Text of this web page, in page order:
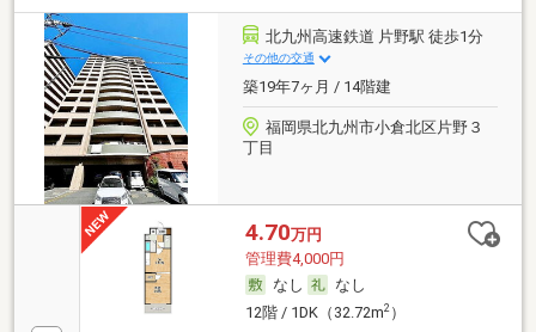
北九州高速鉄道 片野駅 徒歩1分
その他の交通
築19年7ヶ月 / 14階建
福岡県北九州市小倉北区片野３
丁目
4.70万円
管理費4,000円
なし
なし
12階 / 1DK（32.72m2）